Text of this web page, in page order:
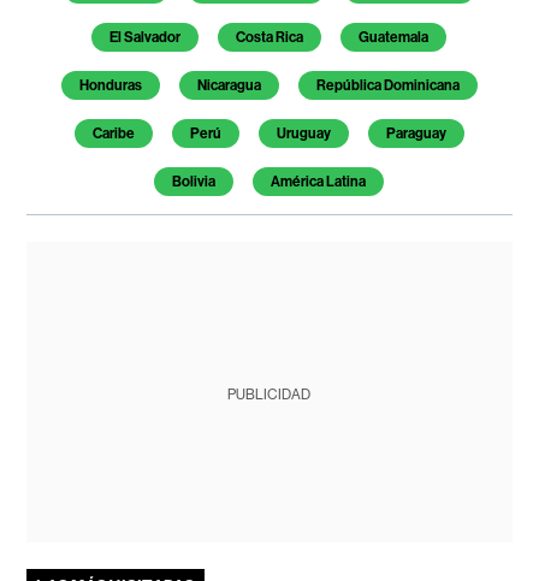
El Salvador Costa Rica Guatemala
Honduras Nicaragua República Dominicana
Caribe Perú Uruguay Paraguay
Bolivia América Latina
PUBLICIDAD